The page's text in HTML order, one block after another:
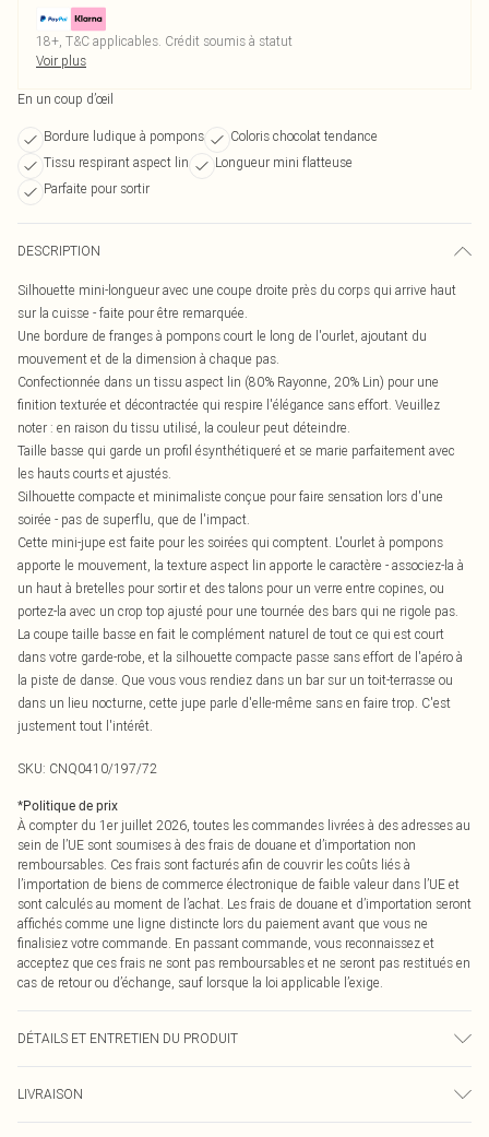
18+, T&C applicables. Crédit soumis à statut
Voir plus
En un coup d’œil
Bordure ludique à pompons
Coloris chocolat tendance
Tissu respirant aspect lin
Longueur mini flatteuse
Parfaite pour sortir
DESCRIPTION
Silhouette mini-longueur avec une coupe droite près du corps qui arrive haut
sur la cuisse - faite pour être remarquée.
Une bordure de franges à pompons court le long de l'ourlet, ajoutant du
mouvement et de la dimension à chaque pas.
Confectionnée dans un tissu aspect lin (80% Rayonne, 20% Lin) pour une
finition texturée et décontractée qui respire l'élégance sans effort. Veuillez
noter : en raison du tissu utilisé, la couleur peut déteindre.
Taille basse qui garde un profil ésynthétiqueré et se marie parfaitement avec
les hauts courts et ajustés.
Silhouette compacte et minimaliste conçue pour faire sensation lors d'une
soirée - pas de superflu, que de l'impact.
Cette mini-jupe est faite pour les soirées qui comptent. L'ourlet à pompons
apporte le mouvement, la texture aspect lin apporte le caractère - associez-la à
un haut à bretelles pour sortir et des talons pour un verre entre copines, ou
portez-la avec un crop top ajusté pour une tournée des bars qui ne rigole pas.
La coupe taille basse en fait le complément naturel de tout ce qui est court
dans votre garde-robe, et la silhouette compacte passe sans effort de l'apéro à
la piste de danse. Que vous vous rendiez dans un bar sur un toit-terrasse ou
dans un lieu nocturne, cette jupe parle d'elle-même sans en faire trop. C'est
justement tout l'intérêt.
SKU: CNQ0410/197/72
*Politique de prix
À compter du 1er juillet 2026, toutes les commandes livrées à des adresses au
sein de l’UE sont soumises à des frais de douane et d’importation non
remboursables. Ces frais sont facturés afin de couvrir les coûts liés à
l’importation de biens de commerce électronique de faible valeur dans l’UE et
sont calculés au moment de l’achat. Les frais de douane et d’importation seront
affichés comme une ligne distincte lors du paiement avant que vous ne
finalisiez votre commande. En passant commande, vous reconnaissez et
acceptez que ces frais ne sont pas remboursables et ne seront pas restitués en
cas de retour ou d’échange, sauf lorsque la loi applicable l’exige.
DÉTAILS ET ENTRETIEN DU PRODUIT
peut déteindre.
LIVRAISON